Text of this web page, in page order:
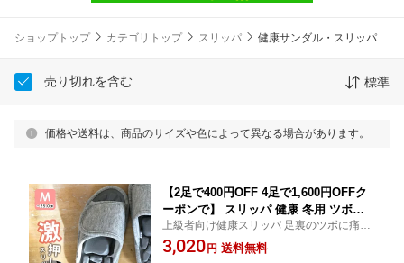
ショップトップ カテゴリトップ スリッパ 健康サンダル・スリッパ
売り切れを含む 標準
価格や送料は、商品のサイズや色によって異なる場合があります。
【2足で400円OFF 4足で1,600円OFFク
ーポンで】 スリッパ 健康 冬用 ツボ押
し 土踏まず 疲れない 立ち仕事 通気性
足ツボ レディース 体にいい岩健康スリ
上級者向け健康スリッパ 足裏のツボに痛き
もちいい刺激 mサイズ ～25cm ギフト プレ
ゼント 船見
3,020 円 送料無料